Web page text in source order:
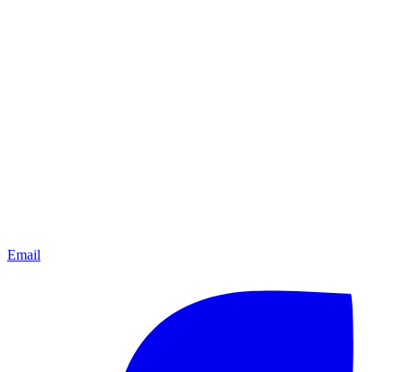
Email